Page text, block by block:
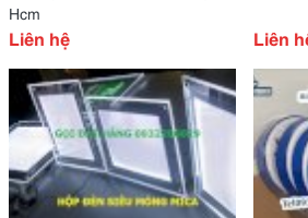
Hcm
Liên hệ Liên